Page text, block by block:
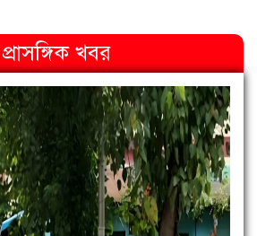
প্রাসঙ্গিক খবর